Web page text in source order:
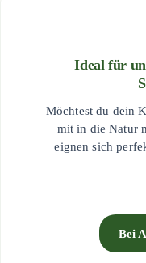
Ideal für
Möchtest du dein
mit in die Natur
eignen sich
Bei